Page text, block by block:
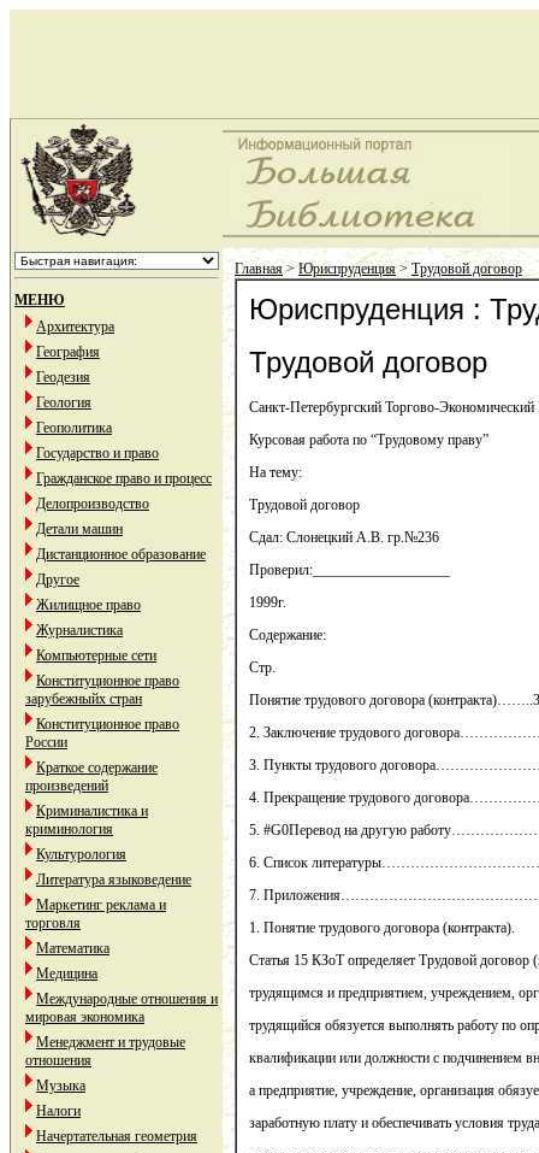
МЕНЮ
Архитектура
География
Геодезия
Геология
Геополитика
Государство и право
Гражданское право и процесс
Делопроизводство
Детали машин
Дистанционное образование
Другое
Жилищное право
Журналистика
Компьютерные сети
Конституционное право
зарубежныйх стран
Конституционное право
России
Краткое содержание
произведений
Криминалистика и
криминология
Культурология
Литература языковедение
Маркетинг реклама и
торговля
Математика
Медицина
Международные отношения и
мировая экономика
Менеджмент и трудовые
отношения
Музыка
Налоги
Начертательная геометрия
Главная>Юриспруденция>Трудовой договор
Юриспруденция :
Трудовой договор
Санкт-Петербургский Торгово-Экономический
Курсовая работа по “Трудовому праву”
На тему:
Трудовой договор
Сдал: Слонецкий А.В. гр.№236
Проверил:___________________
1999г.
Содержание:
Стр.
Понятие трудового договора (контракта)……..3
2. Заключение трудового
3. Пункты трудового
4. Прекращение трудового
5. #G0Перевод на другую
6. Список
7.
1. Понятие трудового договора (контракта).
Статья 15 КЗоТ определяет Трудовой договор
трудящимся и предприятием, учреждением,
трудящийся обязуется выполнять работу по
квалификации или должности с подчинением
а предприятие, учреждение, организация
заработную плату и обеспечивать условия